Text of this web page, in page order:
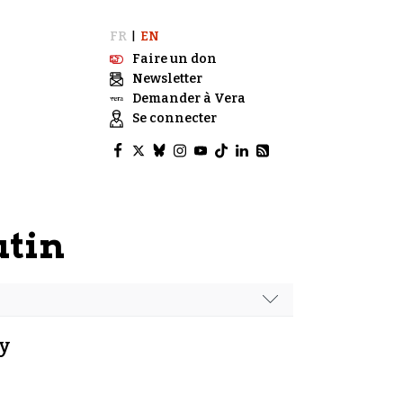
FR
EN
Faire un don
Newsletter
Demander à Vera
Se connecter